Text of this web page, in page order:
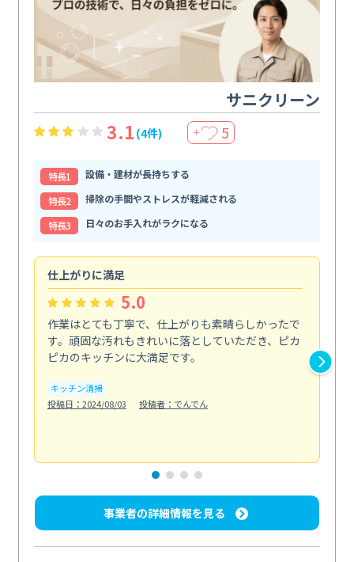
サニクリーン
3.1 (4件) ＋ 5
特⻑1
設備・建材が長持ちする
特⻑2
掃除の手間やストレスが軽減される
特⻑3
日々のお手入れがラクになる
仕上がりに満足
5.0
作業はとても丁寧で、仕上がりも素晴らしかったで
す。頑固な汚れもきれいに落としていただき、ピカ
ピカのキッチンに大満足です。
キッチン清掃
投稿日：2024/08/03
投稿者：でんでん
事業者の詳細情報を見る